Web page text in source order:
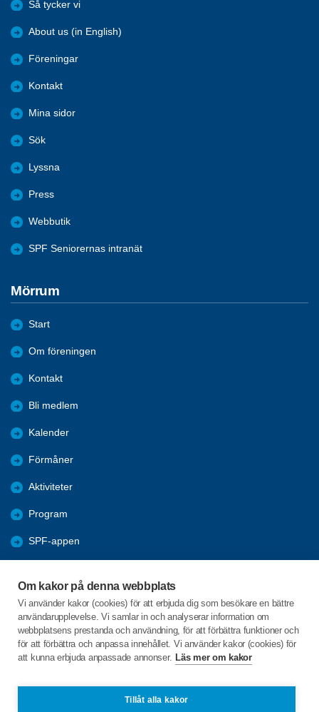
Om kakor på denna webbplats
Vi använder kakor (cookies) för att erbjuda dig som besökare en bättre
användarupplevelse. Vi samlar in och analyserar information om
webbplatsens prestanda och användning, för att förbättra funktioner och
för att förbättra och anpassa innehållet. Vi använder kakor (cookies) för
att kunna erbjuda anpassade annonser. Läs mer om kakor
Tillåt alla kakor
Så tycker vi
About us (in English)
Föreningar
Kontakt
Mina sidor
Sök
Lyssna
Press
Webbutik
SPF Seniorernas intranät
Mörrum
Start
Om föreningen
Kontakt
Bli medlem
Kalender
Förmåner
Aktiviteter
Program
SPF-appen
Annonser
Föreningars öppna aktiviteter
C/o:Inga George